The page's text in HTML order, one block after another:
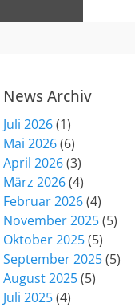
News Archiv
Juli 2026(1)
Mai 2026(6)
April 2026(3)
März 2026(4)
Februar 2026(4)
November 2025(5)
Oktober 2025(5)
September 2025(5)
August 2025(5)
Juli 2025(4)